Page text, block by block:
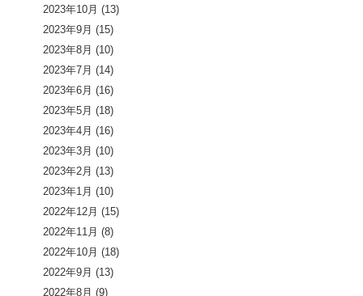
2023年10月 (13)
2023年9月 (15)
2023年8月 (10)
2023年7月 (14)
2023年6月 (16)
2023年5月 (18)
2023年4月 (16)
2023年3月 (10)
2023年2月 (13)
2023年1月 (10)
2022年12月 (15)
2022年11月 (8)
2022年10月 (18)
2022年9月 (13)
2022年8月 (9)